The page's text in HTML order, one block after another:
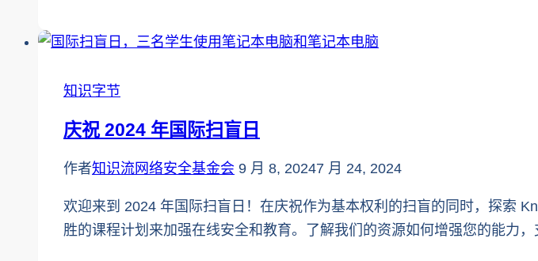
年
线
学
日！
知识字节
庆祝 2024 年国际扫盲日
作者知识流网络安全基金会 9 月 8, 20247 月 24, 2024
欢迎来到 2024 年国际扫盲日！在庆祝作为基本权利的扫盲的同时，探索
胜的课程计划来加强在线安全和教育。了解我们的资源如何增强您的能力，